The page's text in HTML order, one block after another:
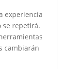
experiencia
se repetirá.
cambiarán